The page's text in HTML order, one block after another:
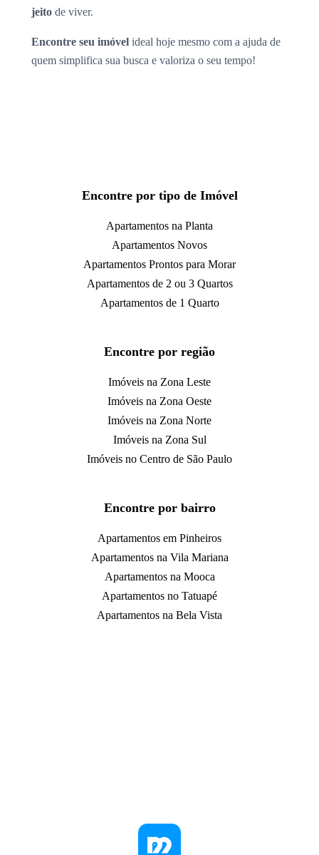
jeito de viver.
Encontre seu imóvel ideal hoje mesmo com a ajuda de
quem simplifica sua busca e valoriza o seu tempo!
Encontre por tipo de Imóvel
Apartamentos na Planta
Apartamentos Novos
Apartamentos Prontos para Morar
Apartamentos de 2 ou 3 Quartos
Apartamentos de 1 Quarto
Encontre por região
Imóveis na Zona Leste
Imóveis na Zona Oeste
Imóveis na Zona Norte
Imóveis na Zona Sul
Imóveis no Centro de São Paulo
Encontre por bairro
Apartamentos em Pinheiros
Apartamentos na Vila Mariana
Apartamentos na Mooca
Apartamentos no Tatuapé
Apartamentos na Bela Vista